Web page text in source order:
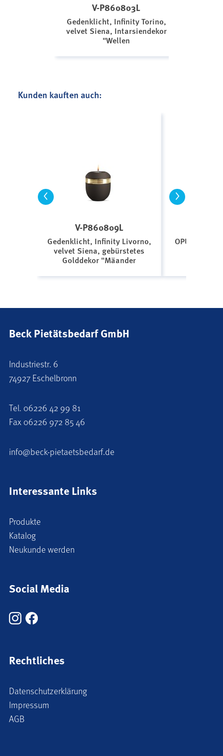
V-P860803L
Gedenklicht, Infinity Torino,
velvet Siena, Intarsiendekor
"Wellen
Kunden kauften auch:
<
V-P860809L
Gedenklicht, Infinity Livorno,
velvet Siena, gebürstetes
Golddekor "Mäander
OPUS BIO-
>
Beck Pietätsbedarf GmbH
Industriestr. 6
74927 Eschelbronn
Tel. 06226 42 99 81
Fax 06226 972 85 46
info@beck-pietaetsbedarf.de
Interessante Links
Produkte
Katalog
Neukunde werden
Social Media
Rechtliches
Datenschutzerklärung
Impressum
AGB